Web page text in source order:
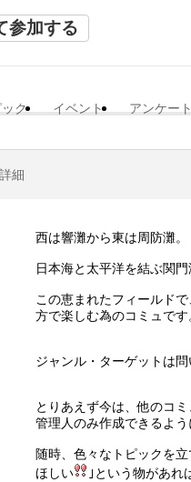
参加する
ック イベント アンケート
詳細
西は響灘から東は周防灘。
日本海と太平洋を結ぶ関門
この恵まれたフィールド
方で楽しむ為のコミュです
ジャンル・ターゲットは問
とりあえず今は、他のコ
管理人のみ作成できるよう
随時、色々なトピックを
ほしい
｣という物があれ